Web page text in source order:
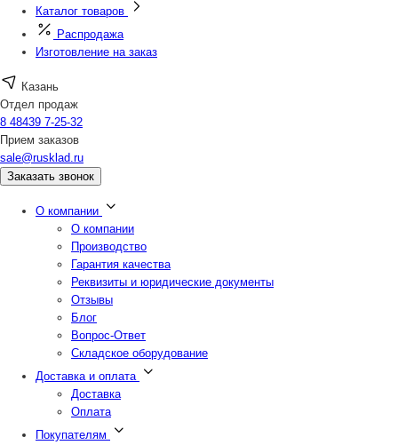
Каталог товаров
Распродажа
Изготовление на заказ
Казань
Отдел продаж
8 48439 7-25-32
Прием заказов
sale@rusklad.ru
Заказать звонок
О компании
О компании
Производство
Гарантия качества
Реквизиты и юридические документы
Отзывы
Блог
Вопрос-Ответ
Складское оборудование
Доставка и оплата
Доставка
Оплата
Покупателям